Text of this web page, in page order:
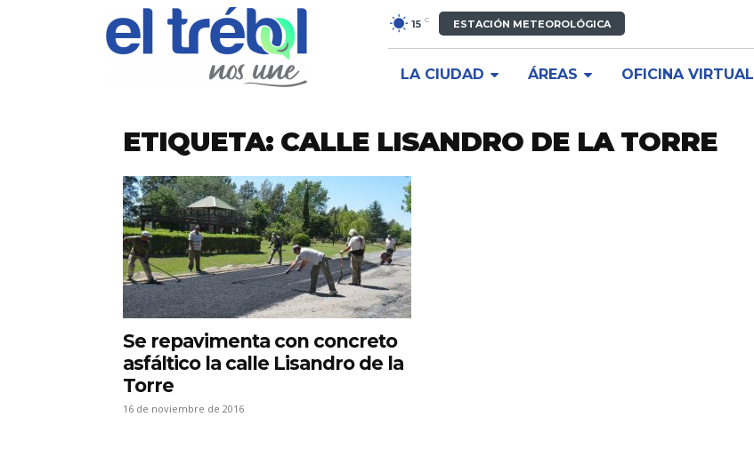
15 C ESTACIÓN METEOROLÓGICA
LA CIUDAD ÁREAS OFICINA VIRTUAL
ETIQUETA: CALLE LISANDRO DE LA TORRE
Se repavimenta con concreto
asfáltico la calle Lisandro de la
Torre
16 de noviembre de 2016